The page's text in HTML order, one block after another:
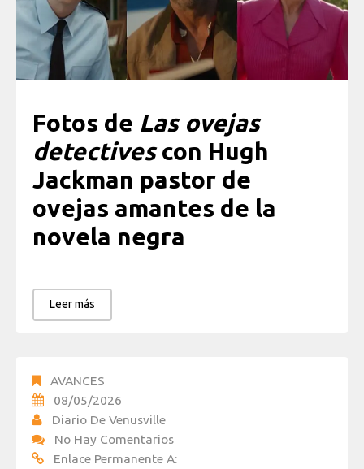
Fotos de Las ovejas
detectivescon Hugh
Jackman pastor de
ovejas amantes de la
novela negra
Leer más
AVANCES
08/05/2026
Diario De Venusville
No Hay Comentarios
Enlace Permanente A: